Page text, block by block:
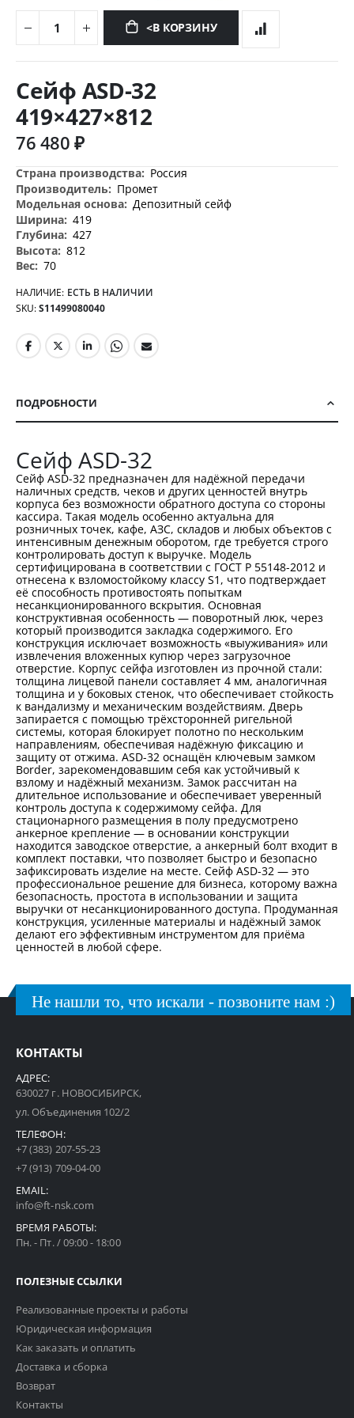
<В КОРЗИНУ
началу
изображений
Сейф ASD-32
419×427×812
76 480 ₽
Дополнительная
информация
Россия
Промет
Депозитный сейф
419
427
812
70
НАЛИЧИЕ: ЕСТЬ В НАЛИЧИИ
SKU S11499080040
ПОДРОБНОСТИ
Сейф ASD-32
Сейф ASD-32 предназначен для надёжной передачи
наличных средств, чеков и других ценностей внутрь
корпуса без возможности обратного доступа со стороны
кассира. Такая модель особенно актуальна для
розничных точек, кафе, АЗС, складов и любых объектов с
интенсивным денежным оборотом, где требуется строго
контролировать доступ к выручке. Модель
сертифицирована в соответствии с ГОСТ Р 55148-2012 и
отнесена к взломостойкому классу S1, что подтверждает
её способность противостоять попыткам
несанкционированного вскрытия. Основная
конструктивная особенность — поворотный люк, через
который производится закладка содержимого. Его
конструкция исключает возможность «выуживания» или
извлечения вложенных купюр через загрузочное
отверстие. Корпус сейфа изготовлен из прочной стали:
толщина лицевой панели составляет 4 мм, аналогичная
толщина и у боковых стенок, что обеспечивает стойкость
к вандализму и механическим воздействиям. Дверь
запирается с помощью трёхсторонней ригельной
системы, которая блокирует полотно по нескольким
направлениям, обеспечивая надёжную фиксацию и
защиту от отжима. ASD-32 оснащён ключевым замком
Border, зарекомендовавшим себя как устойчивый к
взлому и надёжный механизм. Замок рассчитан на
длительное использование и обеспечивает уверенный
контроль доступа к содержимому сейфа. Для
стационарного размещения в полу предусмотрено
анкерное крепление — в основании конструкции
находится заводское отверстие, а анкерный болт входит в
комплект поставки, что позволяет быстро и безопасно
зафиксировать изделие на месте. Сейф ASD-32 — это
профессиональное решение для бизнеса, которому важна
безопасность, простота в использовании и защита
выручки от несанкционированного доступа. Продуманная
конструкция, усиленные материалы и надёжный замок
делают его эффективным инструментом для приёма
ценностей в любой сфере.
Не нашли то, что искали - позвоните нам :)
КОНТАКТЫ
АДРЕС:
630027 г. НОВОСИБИРСК,
ул. Объединения 102/2
ТЕЛЕФОН:
+7 (383) 207-55-23
+7 (913) 709-04-00
EMAIL:
info@ft-nsk.com
ВРЕМЯ РАБОТЫ:
Пн. - Пт. / 09:00 - 18:00
ПОЛЕЗНЫЕ ССЫЛКИ
Реализованные проекты и работы
Юридическая информация
Как заказать и оплатить
Доставка и сборка
Возврат
Контакты